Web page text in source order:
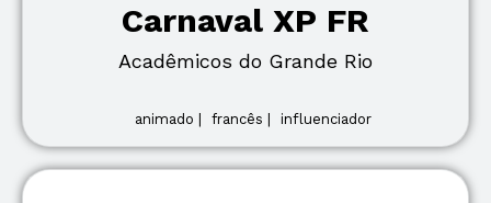
Carnaval XP FR
Acadêmicos do Grande Rio
animado | francês | influenciador